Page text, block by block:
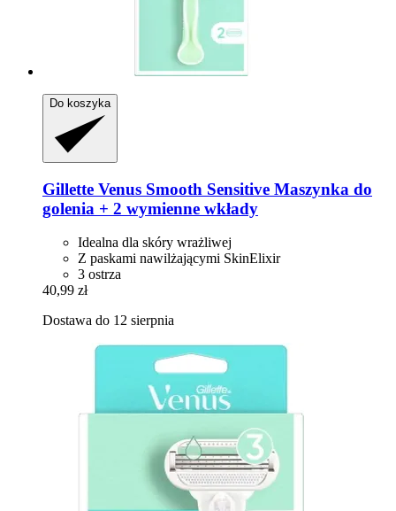
Do koszyka
Gillette Venus Smooth Sensitive Maszynka do
golenia + 2 wymienne wkłady
Idealna dla skóry wrażliwej
Z paskami nawilżającymi SkinElixir
3 ostrza
40,99 zł
Dostawa do 12 sierpnia